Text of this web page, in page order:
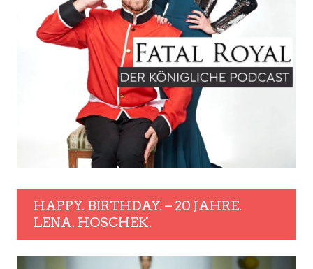
HAPPY. BIRTHDAY. – 20 JAHRE.
LENA. HOSCHEK.